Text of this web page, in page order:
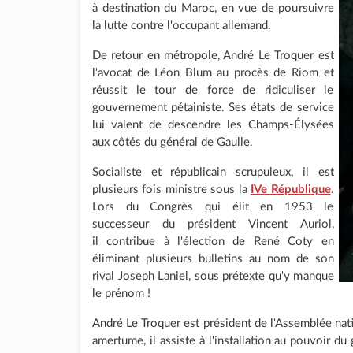
à destination du Maroc, en vue de poursuivre
la lutte contre l'occupant allemand.
De retour en métropole, André Le Troquer est
l'avocat de Léon Blum au procès de Riom et
réussit le tour de force de ridiculiser le
gouvernement pétainiste. Ses états de service
lui valent de descendre les Champs-Élysées
aux côtés du général de Gaulle.
Socialiste et républicain scrupuleux, il est
plusieurs fois ministre sous la IVe République.
Lors du Congrès qui élit en 1953 le
successeur du président Vincent Auriol,
il contribue à l'élection de René Coty en
éliminant plusieurs bulletins au nom de son
rival Joseph Laniel, sous prétexte qu'y manque
le prénom !
André Le Troquer est président de l'Assemblée
amertume, il assiste à l'installation au pouvoir du